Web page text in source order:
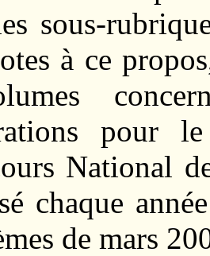
sous-
à ce
pour
National
chaque
de mars